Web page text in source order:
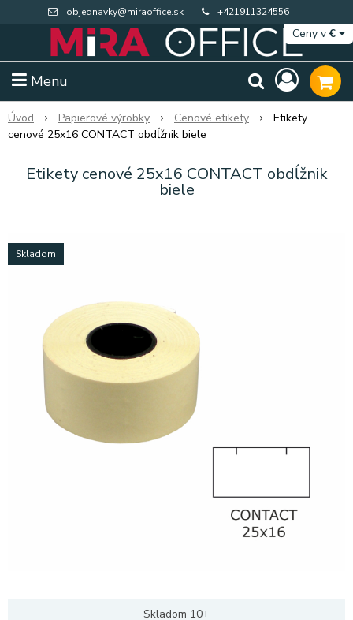
objednavky@miraoffice.sk +421911324556
Menu
Ceny v€
Extra výpredaj zásob Výpredaj BTS
Úvod Papierové výrobky Cenové etikety
Etikety
cenové 25x16 CONTACT obdĺžnik biele
Etikety cenové 25x16 CONTACT obdĺžnik
biele
Skladom
Skladom 10+